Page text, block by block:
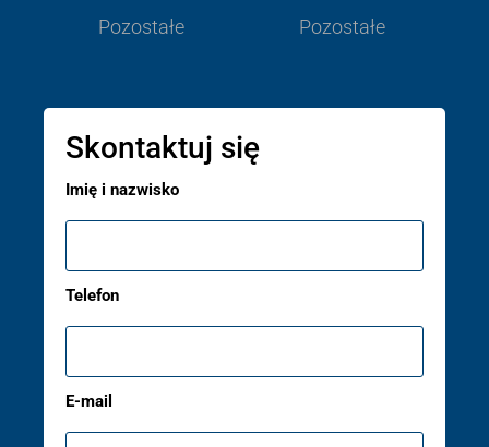
Pozostałe
Pozostałe
Skontaktuj się
Imię i nazwisko
Telefon
E-mail